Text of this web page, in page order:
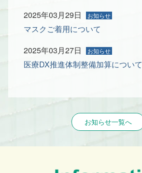
2025年03月29日
マスクご着用について
2025年03月27日
医療DX推進体制整備加算について
お知らせ一覧へ